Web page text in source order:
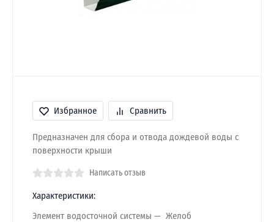
Избранное Сравнить
Предназначен для сбора и отвода дождевой воды с
поверхности крыши
Написать отзыв
Характеристики:
Элемент водосточной системы
Желоб